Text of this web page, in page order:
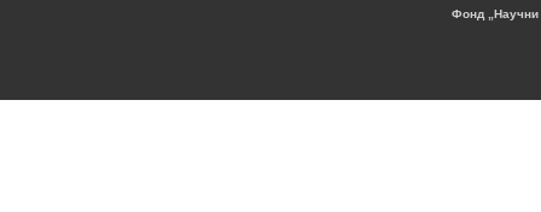
Фонд „Научни